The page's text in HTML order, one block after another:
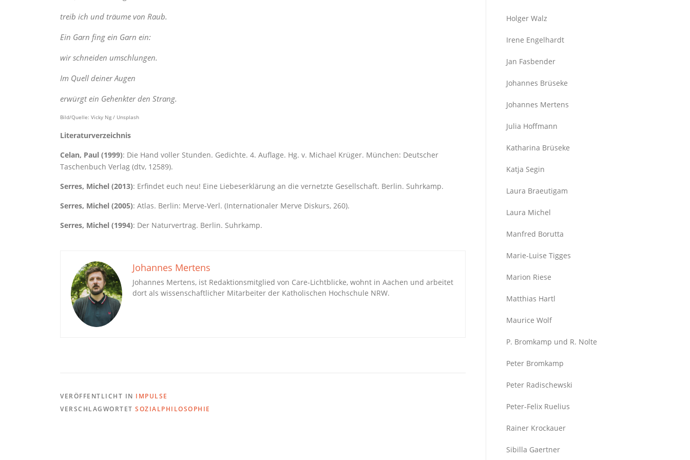
treib ich und träume von Raub.
Ein Garn fing ein Garn ein:
wir schneiden umschlungen.
Im Quell deiner Augen
erwürgt ein Gehenkter den Strang.
Bild/Quelle: Vicky Ng / Unsplash
Literaturverzeichnis
Celan, Paul (1999): Die Hand voller Stunden. Gedichte. 4. Auflage. Hg. v. Michael Krüger. München: Deutscher
Taschenbuch Verlag (dtv, 12589).
Serres, Michel (2013): Erfindet euch neu! Eine Liebeserklärung an die vernetzte Gesellschaft. Berlin. Suhrkamp.
Serres, Michel (2005): Atlas. Berlin: Merve-Verl. (Internationaler Merve Diskurs, 260).
Serres, Michel (1994): Der Naturvertrag. Berlin. Suhrkamp.
Johannes Mertens
Johannes Mertens, ist Redaktionsmitglied von Care-Lichtblicke, wohnt in Aachen und arbeitet
dort als wissenschaftlicher Mitarbeiter der Katholischen Hochschule NRW.
VERÖFFENTLICHT IN IMPULSE
VERSCHLAGWORTET SOZIALPHILOSOPHIE
Holger Walz
Irene Engelhardt
Jan Fasbender
Johannes Brüseke
Johannes Mertens
Julia Hoffmann
Katharina Brüseke
Katja Segin
Laura Braeutigam
Laura Michel
Manfred Borutta
Marie-Luise Tigges
Marion Riese
Matthias Hartl
Maurice Wolf
P. Bromkamp und R. Nolte
Peter Bromkamp
Peter Radischewski
Peter-Felix Ruelius
Rainer Krockauer
Sibilla Gaertner